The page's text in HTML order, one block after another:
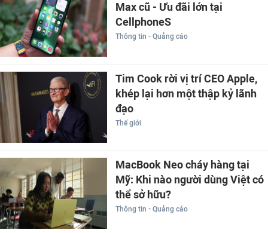
Max cũ - Ưu đãi lớn tại
CellphoneS
Thông tin - Quảng cáo
Tim Cook rời vị trí CEO Apple,
khép lại hơn một thập kỷ lãnh
đạo
Thế giới
MacBook Neo cháy hàng tại
Mỹ: Khi nào người dùng Việt có
thể sở hữu?
Thông tin - Quảng cáo